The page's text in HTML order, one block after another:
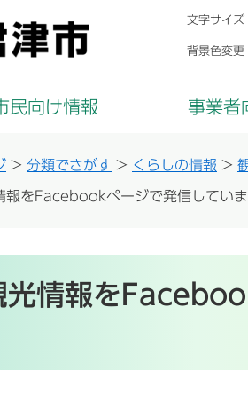
文字サイズ
背景色変更
民向け情報 事業者
> 分類でさがす > くらしの情報 >
報をFacebookページで発信してい
光情報を